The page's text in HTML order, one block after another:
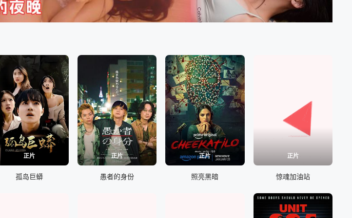
正片
孤岛巨蟒
正片
愚者的身份
正片
照亮黑暗
正片
惊魂加油站